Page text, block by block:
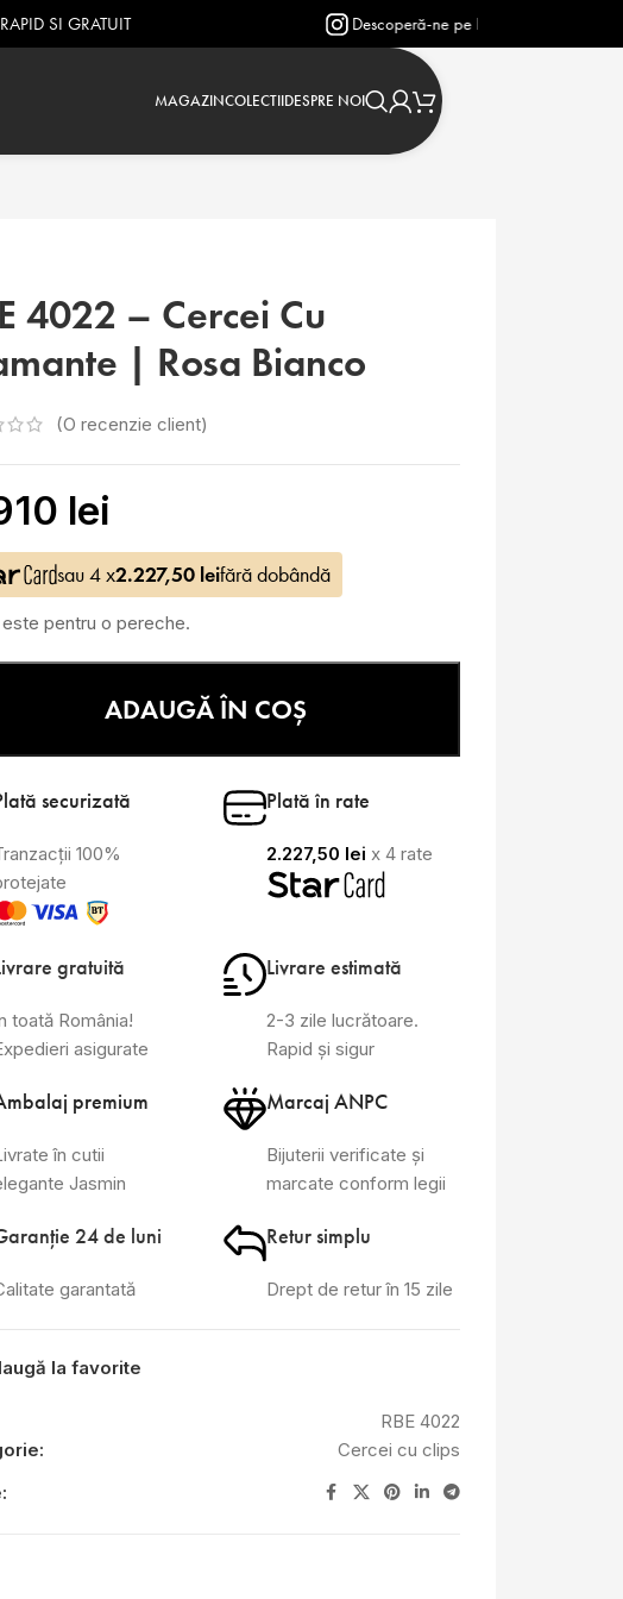
Descoperă-ne pe Instagram: @verighetejasmin
MAGAZINCOLECTIIDESPRE NOI
4022 – Cercei Cu
| Rosa Bianco
(O recenzie client)
lei
sau 4 x2.227,50 leifără dobândă
pentru o pereche.
ADAUGĂ ÎN COȘ
securizată
100%
Plată în rate
2.227,50 lei x 4 rate
gratuită
toată România!
asigurate
Livrare estimată
2-3 zile lucrătoare.
Rapid și sigur
premium
în cutii
Jasmin
Marcaj ANPC
Bijuterii verificate și
marcate conform legii
24 de luni
garantată
Retur simplu
Drept de retur în 15 zile
la favorite
RBE 4022
Cercei cu clips